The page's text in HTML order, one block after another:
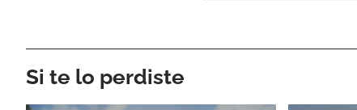
Si te lo perdiste